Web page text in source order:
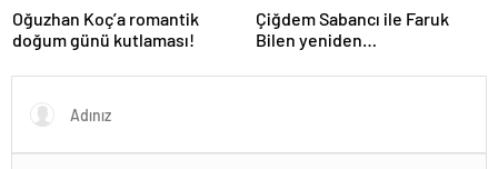
Oğuzhan Koç’a romantik
doğum günü kutlaması!
Çiğdem Sabancı ile Faruk
Bilen yeniden
damadı, eski eşinin hapis